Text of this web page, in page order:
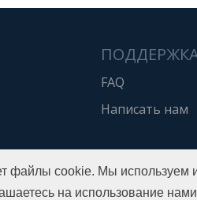
файлы cookie. Мы используем
на использование
FAQ
Написать нам